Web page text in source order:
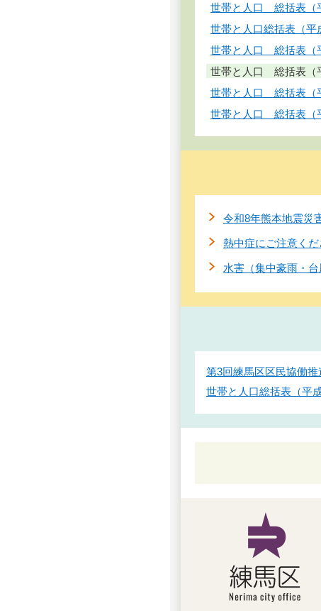
世帯と人口 総括表（
世帯と人口総括表（平
世帯と人口 総括表（
世帯と人口 総括表（
世帯と人口 総括表（
世帯と人口 総括表（
令和8年熊本地震災
熱中症にご注意くだ
水害（集中豪雨・
第3回練馬区区民協働推
世帯と人口総括表（平